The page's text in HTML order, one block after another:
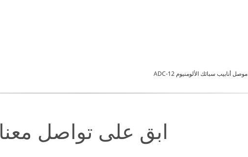
موصل أنابيب سبائك الألومنيوم ADC-12
ابق على تواصل معنا